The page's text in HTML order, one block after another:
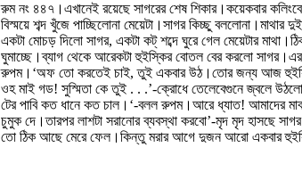
রুম নং ৪৪৭।এখানেই রয়েছে সাগরের শেষ শিকার।কয়েকবার
বিস্ময়ে শব্দ খুঁজে পাচ্ছিলোনা মেয়েটা।সাগর কিচ্ছু
একটা মোচড় দিলো সাগর, একটা কট্ শব্দে ঘুরে গেল মেয়েটার
ঘুমাচ্ছে।ব্যাগ থেকে আরেকটা হুইস্কির বোতল বের করলো
রুপম।‘অফ তো করতেই চাই, তুই একবার উঠ।তোর জন্য আজ
ওহ মাই গড! সুস্মিতা কে তুই . . .’-ক্রোধে তেলেবেগুনে জ্বলে উঠলো
টের পাবি কত ধানে কত চাল।‘-বলল রুপম।আরে ধ্যাত! আমাদের
চুমুক দে।তারপর লাশটা সরানোর ব্যবস্থা করবো’-মৃদ মৃদ হাসছে
তো ঠিক আছে মেরে ফেল।কিন্তু মরার আগে দুজন আরো একবার